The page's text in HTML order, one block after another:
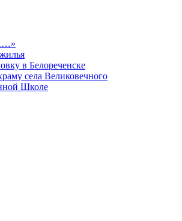
в Белореченске
села Великовечного
Школе